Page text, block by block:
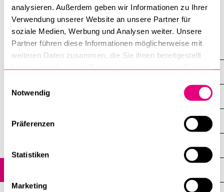
analysieren. Außerdem geben wir Informationen zu Ihrer
Verwendung unserer Website an unsere Partner für
soziale Medien, Werbung und Analysen weiter. Unsere
Partner führen diese Informationen möglicherweise mit
weiteren Daten zusammen, die Sie ihnen bereitgestellt
Notwendig
Präferenzen
Statistiken
Marketing
Professuren
Aebi-Müller Regina E.
Übersicht
Profil
Alle Semester ab 2005